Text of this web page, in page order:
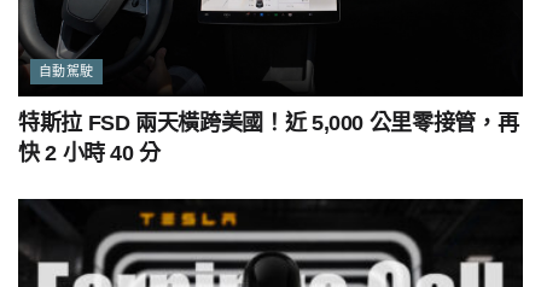
自動駕駛
特斯拉 FSD 兩天橫跨美國！近 5,000 公里零接管，再
快 2 小時 40 分